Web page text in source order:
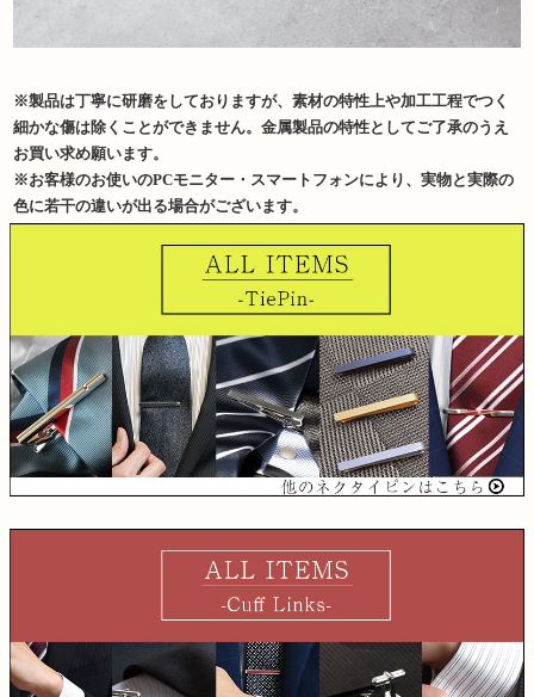
※製品は丁寧に研磨をしておりますが、素材の特性上や加工工程でつく
細かな傷は除くことができません。金属製品の特性としてご了承のうえ
お買い求め願います。
※お客様のお使いのPCモニター・スマートフォンにより、実物と実際の
色に若干の違いが出る場合がございます。